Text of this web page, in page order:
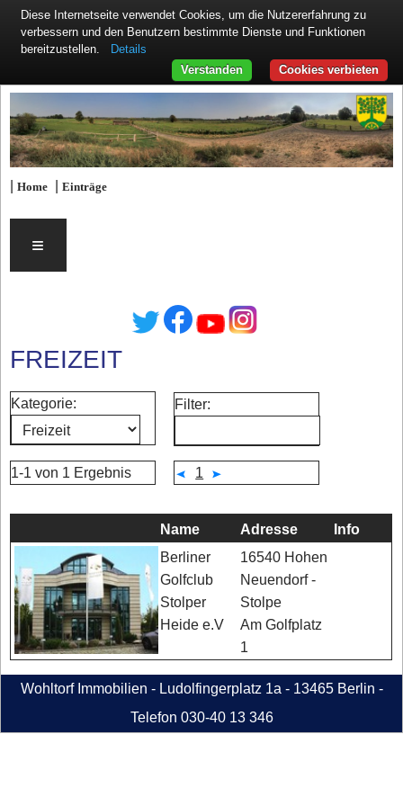
|Home |Einträge
≡
FREIZEIT
Kategorie: Filter:
1-1 von 1 Ergebnis 1
Name Adresse Info
Berliner
Golfclub
Stolper
Heide e.V
16540 Hohen
Neuendorf -
Stolpe
Am Golfplatz
1
Wohltorf Immobilien - Ludolfingerplatz 1a - 13465 Berlin -
Telefon 030-40 13 346
Diese Internetseite verwendet Cookies, um die Nutzererfahrung zu
verbessern und den Benutzern bestimmte Dienste und Funktionen
bereitzustellen.
Details
Cookies verbieten
Verstanden